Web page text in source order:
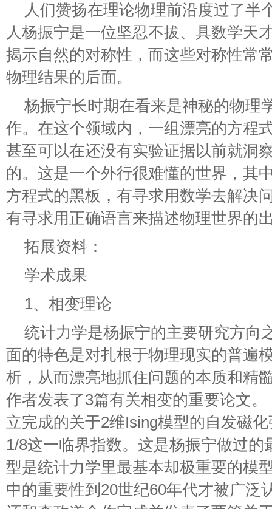
人们赞扬在理论物理前沿度过了半
人杨振宁是一位坚忍不拔、具数学天
揭示自然的对称性，而这些对称性常
物理结果的后面。
杨振宁长时期在看来是神秘的物理
作。在这个领域内，一组漂亮的方程
甚至可以在还没有实验证据以前就洞
的。这是一个外行很难懂的世界，其
方程式的黑板，有寻求用数学去解决
有寻求用正确语言来描述物理世界的
拓展资料：
学术成果
1、相变理论
统计力学是杨振宁的主要研究方向
面的特色是对扎根于物理现实的普遍
析，从而漂亮地抓住问题的本质和精
作者发表了3篇有关相变的重要论文
立完成的关于2维Ising模型的自发磁
1/8这一临界指数。这是杨振宁做过的
型是统计力学里最基本却极重要的模
中的重要性到20世纪60年代才被广泛